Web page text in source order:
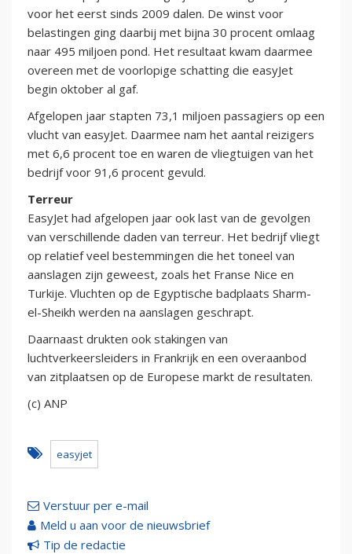
voor het eerst sinds 2009 dalen. De winst voor
belastingen ging daarbij met bijna 30 procent omlaag
naar 495 miljoen pond. Het resultaat kwam daarmee
overeen met de voorlopige schatting die easyJet
begin oktober al gaf.
Afgelopen jaar stapten 73,1 miljoen passagiers op een
vlucht van easyJet. Daarmee nam het aantal reizigers
met 6,6 procent toe en waren de vliegtuigen van het
bedrijf voor 91,6 procent gevuld.
Terreur
EasyJet had afgelopen jaar ook last van de gevolgen
van verschillende daden van terreur. Het bedrijf vliegt
op relatief veel bestemmingen die het toneel van
aanslagen zijn geweest, zoals het Franse Nice en
Turkije. Vluchten op de Egyptische badplaats Sharm-
el-Sheikh werden na aanslagen geschrapt.
Daarnaast drukten ook stakingen van
luchtverkeersleiders in Frankrijk en een overaanbod
van zitplaatsen op de Europese markt de resultaten.
(c) ANP
easyjet
Verstuur per e-mail
Meld u aan voor de nieuwsbrief
Tip de redactie